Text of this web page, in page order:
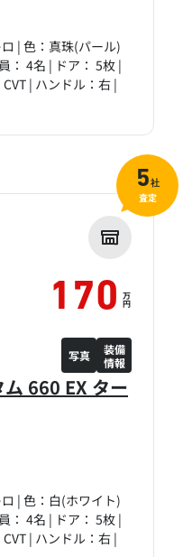
| 色：真珠(パール)
： 4名 | ドア： 5枚 |
| ハンドル：右 |
660 EX ター
| 色：白(ホワイト)
： 4名 | ドア： 5枚 |
| ハンドル：右 |
170 万
円
写真
装備
情報
5社
査定